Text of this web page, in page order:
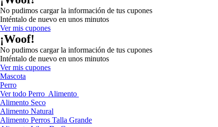
No pudimos cargar la información de tus cupones
Inténtalo de nuevo en unos minutos
Ver mis cupones
¡Woof!
No pudimos cargar la información de tus cupones
Inténtalo de nuevo en unos minutos
Ver mis cupones
Mascota
Perro
Ver todo Perro Alimento
Alimento Seco
Alimento Natural
Alimento Perros Talla Grande